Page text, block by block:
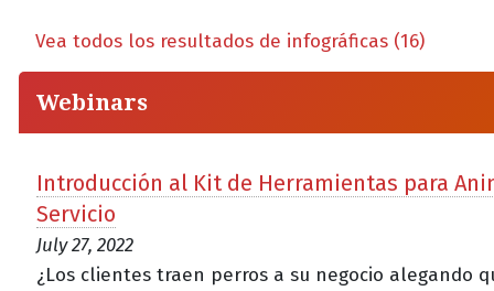
Vea todos los resultados de infográficas (16)
Webinars
Introducción al Kit de Herramientas para
Servicio
July 27, 2022
¿Los clientes traen perros a su negocio alegando